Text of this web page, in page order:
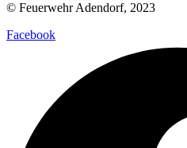
© Feuerwehr Adendorf, 2023
Facebook